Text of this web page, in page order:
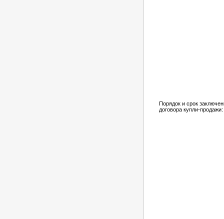
Порядок и срок
договора купли-продажи: